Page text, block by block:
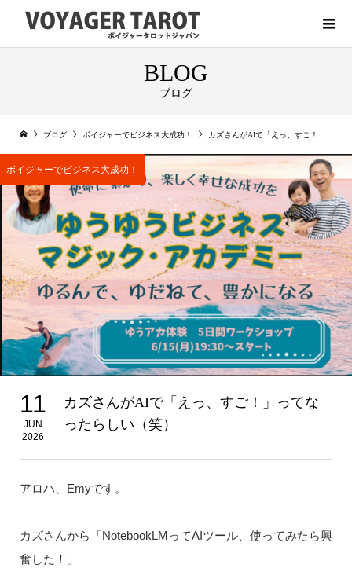
BLOG
ブログ
ブログ ボイジャーでビジネス大成功！ カズさんがAIで「えっ、すご！」ってなったらしい（笑）
ボイジャーでビジネス大成功！
11
JUN
2026
カズさんがAIで「えっ、すご！」ってな
ったらしい（笑）
アロハ、Emyです。
カズさんから「NotebookLMってAIツール、使ってみたら興
奮した！」